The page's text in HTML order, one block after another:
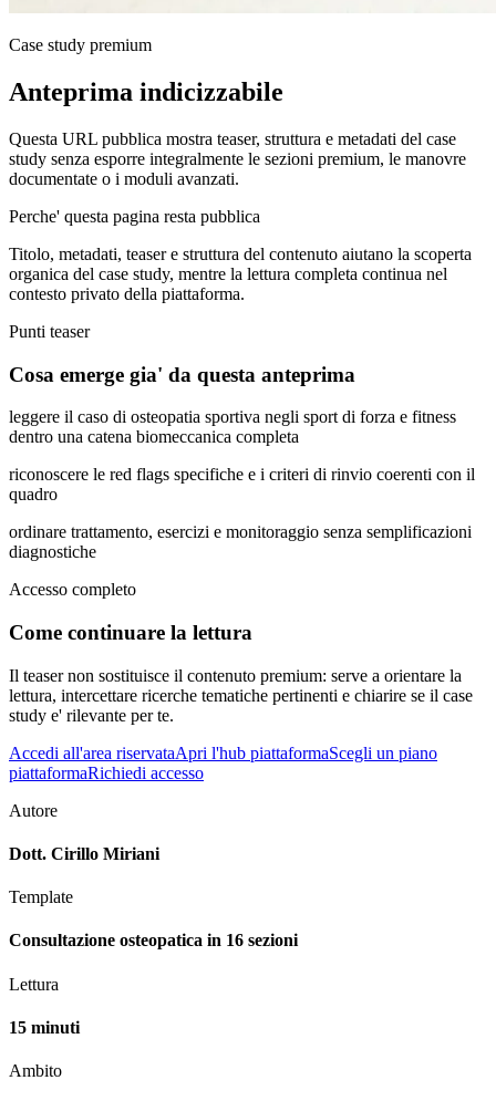
Case study premium
Anteprima indicizzabile
Questa URL pubblica mostra teaser, struttura e metadati del case
study senza esporre integralmente le sezioni premium, le manovre
documentate o i moduli avanzati.
Perche' questa pagina resta pubblica
Titolo, metadati, teaser e struttura del contenuto aiutano la scoperta
organica del case study, mentre la lettura completa continua nel
contesto privato della piattaforma.
Punti teaser
Cosa emerge gia' da questa anteprima
leggere il caso di osteopatia sportiva negli sport di forza e fitness
dentro una catena biomeccanica completa
riconoscere le red flags specifiche e i criteri di rinvio coerenti con il
quadro
ordinare trattamento, esercizi e monitoraggio senza semplificazioni
diagnostiche
Accesso completo
Come continuare la lettura
Il teaser non sostituisce il contenuto premium: serve a orientare la
lettura, intercettare ricerche tematiche pertinenti e chiarire se il case
study e' rilevante per te.
Accedi all'area riservataApri l'hub piattaformaScegli un piano
piattaformaRichiedi accesso
Autore
Dott. Cirillo Miriani
Template
Consultazione osteopatica in 16 sezioni
Lettura
15 minuti
Ambito